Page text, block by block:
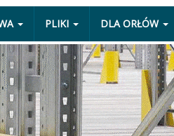
PLIKI DLA ORŁÓW